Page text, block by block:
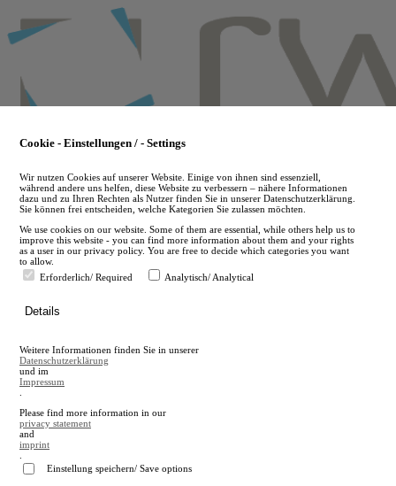
to
main
en
A
A
Cookie - Einstellungen / - Settings
Wir nutzen Cookies auf unserer Website. Einige von ihnen sind essenziell,
während andere uns helfen, diese Website zu verbessern – nähere Informationen
dazu und zu Ihren Rechten als Nutzer finden Sie in unserer Datenschutzerklärung.
Sie können frei entscheiden, welche Kategorien Sie zulassen möchten.
We use cookies on our website. Some of them are essential, while others help us to
improve this website - you can find more information about them and your rights
as a user in our privacy policy. You are free to decide which categories you want
to allow.
Erforderlich/ Required
Analytisch/ Analytical
Details
Weitere Informationen finden Sie in unserer
Datenschutzerklärung
und im
Impressum
Please find more information in our
privacy statement
and
imprint
Einstellung speichern/ Save options